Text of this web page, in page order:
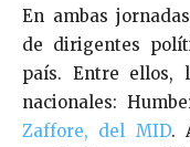
En ambas
de dirigentes
país. Entre ellos,
nacionales:
Zaffore, del MID.